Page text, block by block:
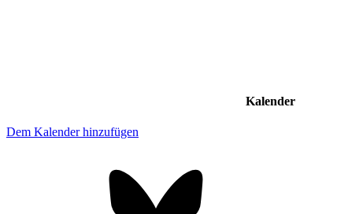
Kalender
Dem Kalender hinzufügen